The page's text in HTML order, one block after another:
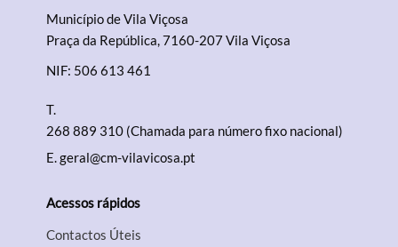
Município de Vila Viçosa
Praça da República, 7160-207 Vila Viçosa
NIF: 506 613 461
T.
268 889 310 (Chamada para número fixo nacional)
E.geral@cm-vilavicosa.pt
Acessos rápidos
Contactos Úteis